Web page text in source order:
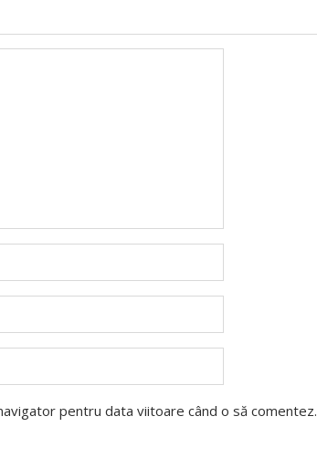
pentru data viitoare când o să comentez.